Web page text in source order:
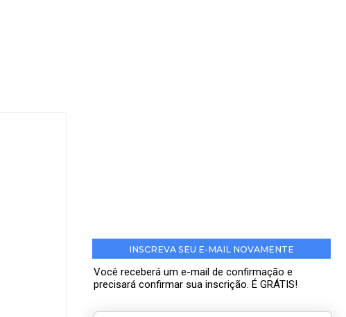
INSCREVA SEU E-MAIL NOVAMENTE
Você receberá um e-mail de confirmação e
precisará confirmar sua inscrição. É GRÁTIS!